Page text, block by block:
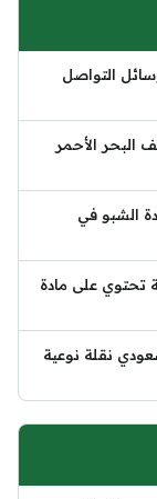
التواصل
الأحمر
الشبو في
تحتوي على مادة
نقلة نوعية